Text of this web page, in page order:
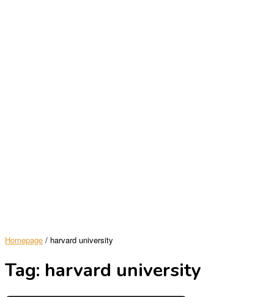
Homepage / harvard university
Tag: harvard university